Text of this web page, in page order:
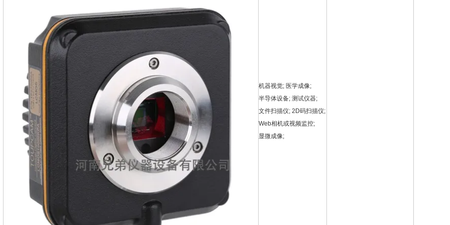
机器视觉; 医学成像;
半导体设备; 测试仪器;
文件扫描仪; 2D码扫描仪;
Web相机或视频监控;
显微成像;